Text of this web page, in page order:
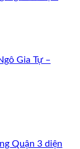
Gia Tự –
Quận 3 diện